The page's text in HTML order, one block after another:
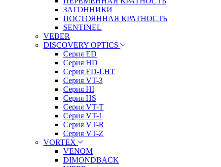
ЗАГОННИКИ
ПОСТОЯННАЯ КРАТНОСТЬ
SENTINEL
VEBER
DISCOVERY OPTICS
Серия ED
Серия HD
Серия ED-LHT
Серия VT-3
Серия HI
Серия HS
Серия VT-T
Серия VT-1
Серия VT-R
Серия VT-Z
VORTEX
VENOM
DIMONDBACK